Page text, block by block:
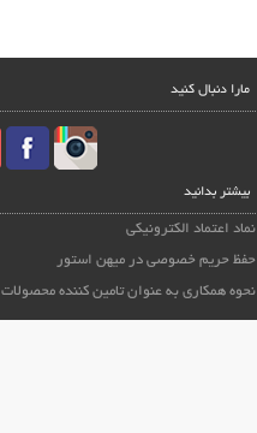
مارا دنبال کنید
بیشتر بدانید
نماد اعتماد الکترونیکی
حفظ حریم خصوصی در میهن استور
نحوه همکاری به عنوان تامین کننده محصولات